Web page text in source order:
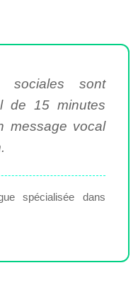
sociales sont
de 15 minutes
message vocal
spécialisée dans